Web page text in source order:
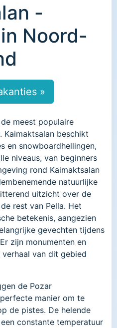
-
Noord-
»
meest populaire
Kaimaktsalan beschikt
en snowboardhellingen,
niveaus, van beginners
rond Kaimaktsalan
natuurlijke
uitzicht over de
rest van Pella. Het
betekenis, aangezien
gevechten tijdens
zijn monumenten en
van dit gebied
de Pozar
manier om te
de pistes. De helende
constante temperatuur